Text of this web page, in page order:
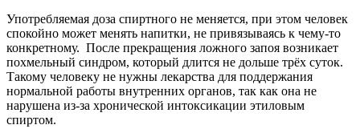
Употребляемая доза спиртного не меняется, при этом человек
спокойно может менять напитки, не привязываясь к чему-то
конкретному. После прекращения ложного запоя возникает
похмельный синдром, который длится не дольше трёх суток.
Такому человеку не нужны лекарства для поддержания
нормальной работы внутренних органов, так как она не
нарушена из-за хронической интоксикации этиловым
спиртом.